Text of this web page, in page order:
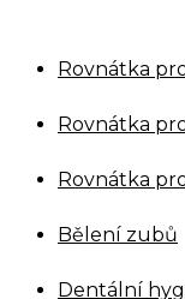
Rovnátka
Rovnátka
Rovnátka
Bělení zubů
Dentální